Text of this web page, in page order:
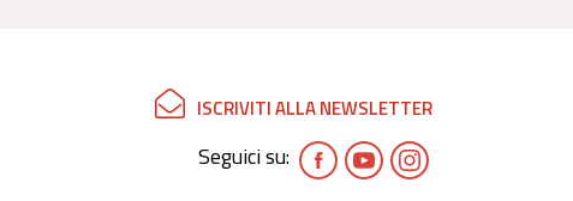
ISCRIVITI ALLA NEWSLETTER
Seguici su: